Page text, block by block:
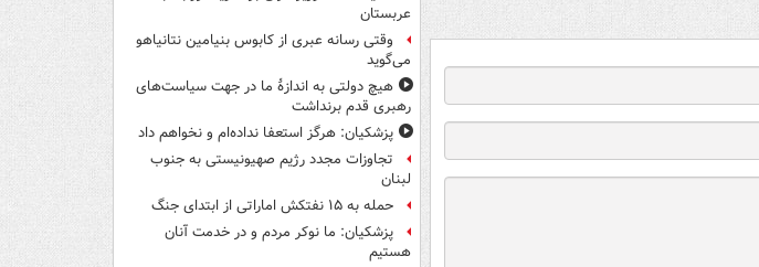
عربستان
وقتی رسانه عبری از کابوس بنیامین نتانیاهو
می‌گوید
هیچ دولتی به اندازۀ ما در جهت سیاست‌های
رهبری قدم برنداشت
پزشکیان: هرگز استعفا نداده‌ام و نخواهم داد
تجاوزات مجدد رژیم صهیونیستی به جنوب
لبنان
حمله به ۱۵ نفتکش‌ اماراتی از ابتدای جنگ
پزشکیان: ما نوکر مردم و در خدمت آنان
هستیم